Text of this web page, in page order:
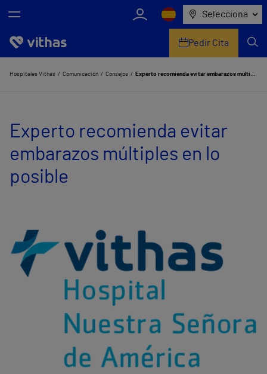
Selecciona
Nosotros
Servicios de salud
Equipo médico y asistencial
Información útil
Pedir Cita
Hospitales Vithas Comunicación Consejos Experto recomienda evitar embarazos múltiples en lo posible
Experto recomienda evitar
embarazos múltiples en lo
posible